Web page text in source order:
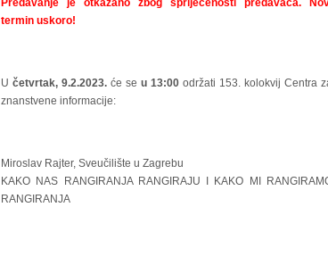
Predavanje je otkazano zbog spriječenosti predavača.
termin uskoro!
U četvrtak, 9.2.2023. će se u 13:00 održati 153. kolokvij Centra
znanstvene informacije:
Miroslav Rajter, Sveučilište u Zagrebu
KAKO NAS RANGIRANJA RANGIRAJU I KAKO MI
RANGIRANJA